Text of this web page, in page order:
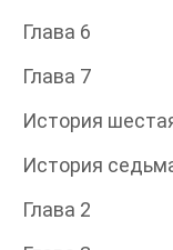
Глава 6
Глава 7
История
История
Глава 2